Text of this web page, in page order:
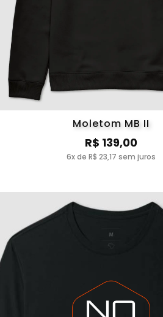
Moletom MB II
R$ 139,00
6x de R$ 23,17 sem juros